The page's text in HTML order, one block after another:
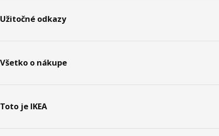
Užitočné odkazy
Všetko o nákupe
Toto je IKEA